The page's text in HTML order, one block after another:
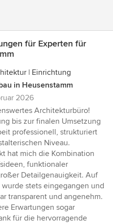
für Experten für
| Einrichtung
in Heusenstamm
2026
Architekturbüro!
bis zur finalen Umsetzung
professionell, strukturiert
Niveau.
hat mich die Kombination
funktionaler
Detailgenauigkeit. Auf
stets eingegangen und
transparent und angenehm.
Erwartungen sogar
für die hervorragende